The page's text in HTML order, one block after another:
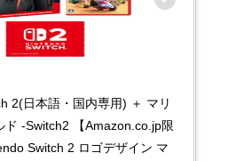
2(日本語・国内専用) ＋ マリ
ド -Switch2 【Amazon.co.jp限
Switch 2 ロゴデザイン マ